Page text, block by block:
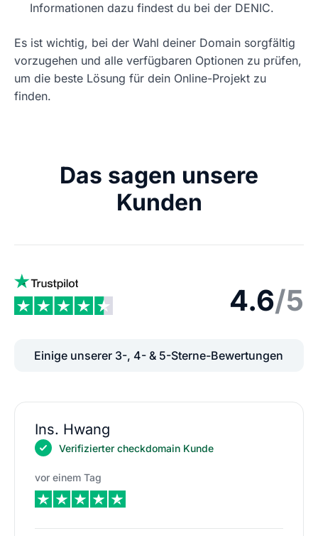
Informationen dazu findest du bei der DENIC.
Es ist wichtig, bei der Wahl deiner Domain sorgfältig
vorzugehen und alle verfügbaren Optionen zu prüfen,
um die beste Lösung für dein Online-Projekt zu
finden.
Das sagen unsere
Kunden
4.6/5
Einige unserer 3-, 4- & 5-Sterne-Bewertungen
Ins. Hwang
Verifizierter checkdomain Kunde
vor einem Tag